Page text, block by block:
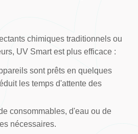
chimiques traditionnels ou
UV Smart est plus efficace :
sont prêts en quelques
les temps d'attente des
consommables, d'eau ou de
nécessaires.